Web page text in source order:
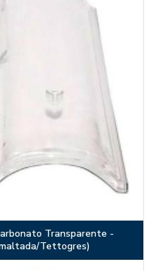
Transparente -
Tettogres)